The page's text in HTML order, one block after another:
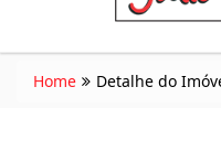
Home Detalhe do